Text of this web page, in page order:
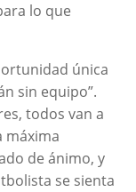
lo que
única
sin equipo”.
todos van a
máxima
de ánimo, y
se sienta